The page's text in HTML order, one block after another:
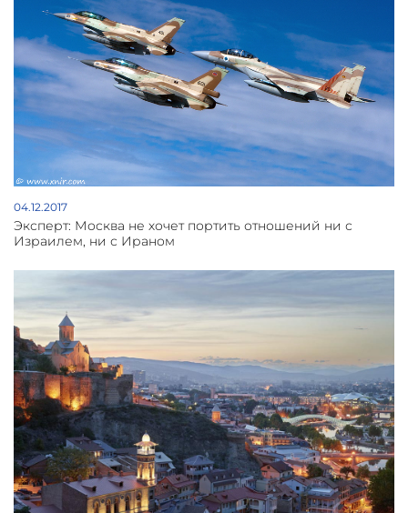
04.12.2017
Эксперт: Москва не хочет портить отношений ни с
Израилем, ни с Ираном